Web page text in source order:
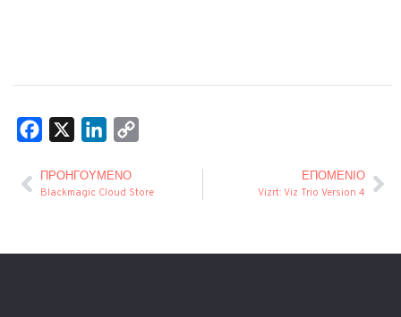
Facebook LinkedIn
ΠΡΟΗΓΟΎΜΕΝΟ
Blackmagic Cloud Store
ΕΠΌΜΕΝΙΟ
Vizrt: Viz Trio Version 4